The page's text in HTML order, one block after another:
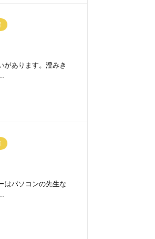
があります。澄みき
はパソコンの先生な